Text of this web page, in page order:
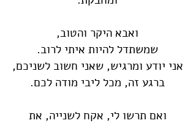
ואבא היקר והטוב,
שמשתדל להיות איתי לרוב.
אני יודע ומרגיש, שאני חשוב לשניכם,
ברגע זה, מכל ליבי מודה לכם.
ואם תרשו לי, אקח לשנייה, את